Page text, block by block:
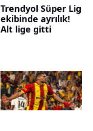
Trendyol Süper Lig
ekibinde ayrılık!
Alt lige gitti